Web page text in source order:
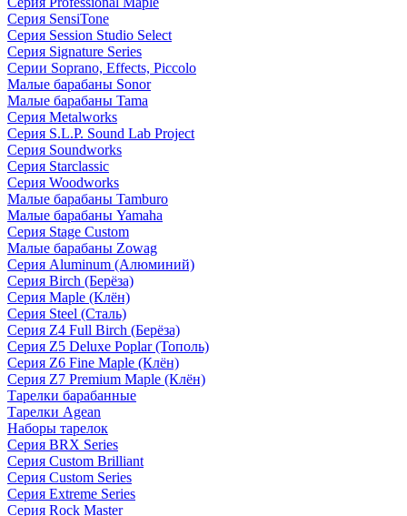
Серия SensiTone
Серия Session Studio Select
Серия Signature Series
Серии Soprano, Effects, Piccolo
Малые барабаны Sonor
Малые барабаны Tama
Серия Metalworks
Серия S.L.P. Sound Lab Project
Серия Soundworks
Серия Starclassic
Серия Woodworks
Малые барабаны Tamburo
Малые барабаны Yamaha
Серия Stage Custom
Малые барабаны Zowag
Серия Aluminum (Алюминий)
Серия Birch (Берёза)
Серия Maple (Клён)
Серия Steel (Сталь)
Серия Z4 Full Birch (Берёза)
Серия Z5 Deluxe Poplar (Тополь)
Серия Z6 Fine Maple (Клён)
Серия Z7 Premium Maple (Клён)
Тарелки барабанные
Тарелки Agean
Наборы тарелок
Серия BRX Series
Серия Custom Brilliant
Серия Custom Series
Серия Extreme Series
Серия Rock Master